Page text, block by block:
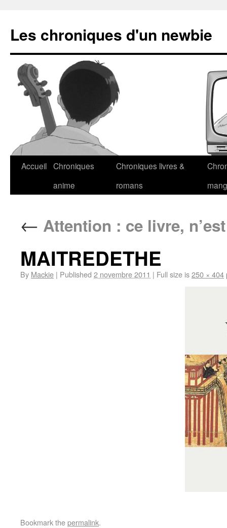
Les chroniques d'un newbie
Accueil Chroniques
anime
Chroniques livres &
romans
← Attention : ce livre,
MAITREDETHE
By Mackie | Published 2 novembre 2011 | Full size is250 × 404
Bookmark thepermalink.